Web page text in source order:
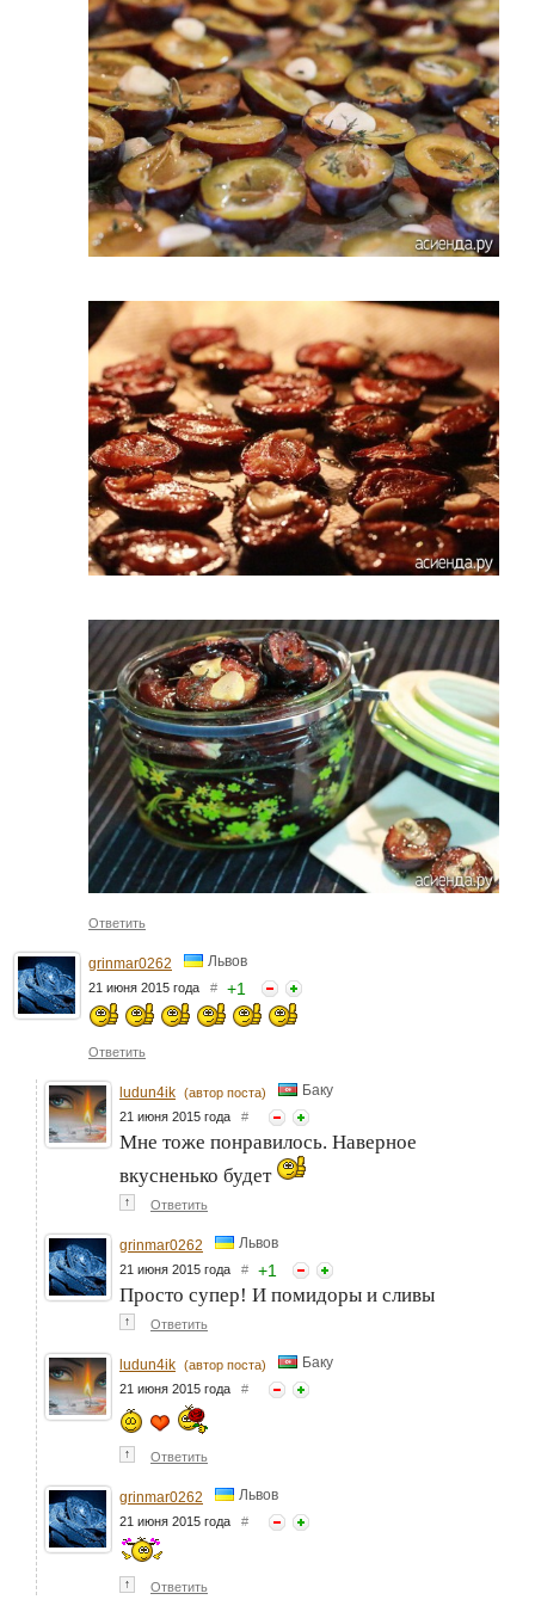
Ответить
grinmar0262 Львов
21 июня 2015 года # +1
Ответить
ludun4ik (автор поста) Баку
21 июня 2015 года #
Мне тоже понравилось. Наверное
вкусненько будет
↑ Ответить
grinmar0262 Львов
21 июня 2015 года # +1
Просто супер! И помидоры и сливы
↑ Ответить
ludun4ik (автор поста) Баку
21 июня 2015 года #
↑ Ответить
grinmar0262 Львов
21 июня 2015 года #
↑ Ответить